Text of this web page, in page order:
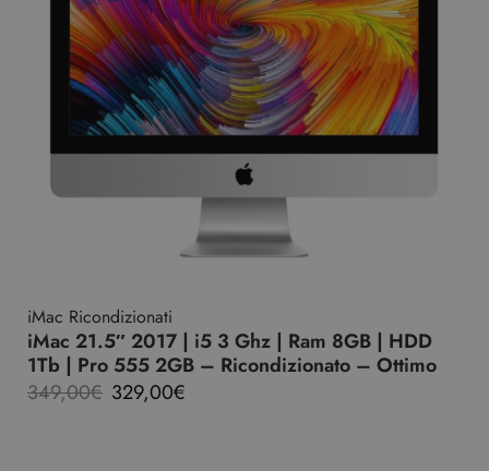
iMac Ricondizionati
iMac 21.5″ 2017 | i5 3 Ghz | Ram 8GB | HDD
1Tb | Pro 555 2GB – Ricondizionato – Ottimo
349,00€ 329,00€